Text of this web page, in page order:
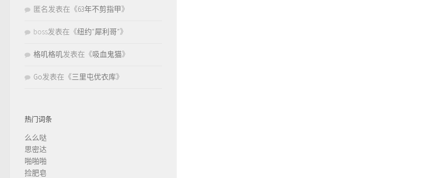
匿名发表在《63年不剪指甲》
boss发表在《纽约“犀利哥”》
格叽格叽发表在《吸血鬼猫》
Go发表在《三里屯优衣库》
热门词条
么么哒
思密达
啪啪啪
捡肥皂